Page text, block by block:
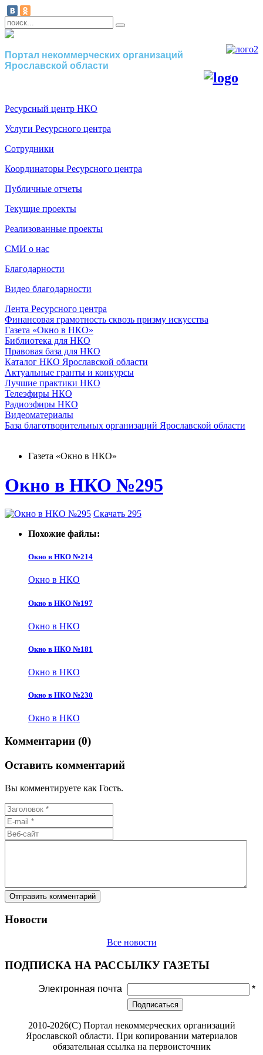
Портал некоммерческих организаций
Ярославской области
Ресурсный центр НКО
Услуги Ресурсного центра
Сотрудники
Координаторы Ресурсного центра
Публичные отчеты
Текущие проекты
Реализованные проекты
СМИ о нас
Благодарности
Видео благодарности
Лента Ресурсного центра
Финансовая грамотность сквозь призму искусства
Газета «Окно в НКО»
Библиотека для НКО
Правовая база для НКО
Каталог НКО Ярославской области
Актуальные гранты и конкурсы
Лучшие практики НКО
Телеэфиры НКО
Радиоэфиры НКО
Видеоматериалы
База благотворительных организаций Ярославской области
Газета «Окно в НКО»
Окно в НКО №295
Скачать 295
Похожие файлы:
Окно в НКО №214
Окно в НКО
Окно в НКО №197
Окно в НКО
Окно в НКО №181
Окно в НКО
Окно в НКО №230
Окно в НКО
Комментарии (0)
Оставить комментарий
Вы комментируете как Гость.
Новости
Все новости
ПОДПИСКА НА РАССЫЛКУ ГАЗЕТЫ
Электронная почта *
Подписаться
2010-2026(С) Портал некоммерческих организаций
Ярославской области. При копировании материалов
обязательная ссылка на первоисточник